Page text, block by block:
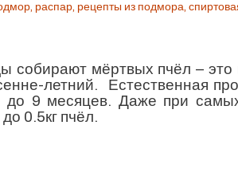
, распар, рецепты из подмора,
собирают мёртвых пчёл – это
летний. Естественная
9 месяцев. Даже при самых
0.5кг пчёл.